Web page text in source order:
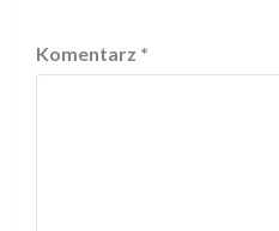
Komentarz *